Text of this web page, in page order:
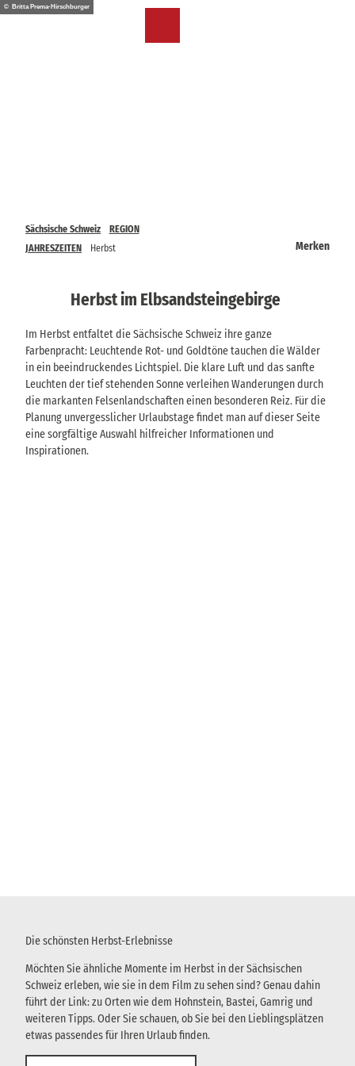
Z© Britta Prema-Hirschburger
Sächsische Schweiz
REGION
JAHRESZEITEN
Herbst Merken
Herbst im Elbsandsteingebirge
Im Herbst entfaltet die Sächsische Schweiz ihre ganze
Farbenpracht: Leuchtende Rot- und Goldtöne tauchen die Wälder
in ein beeindruckendes Lichtspiel. Die klare Luft und das sanfte
Leuchten der tief stehenden Sonne verleihen Wanderungen durch
die markanten Felsenlandschaften einen besonderen Reiz. Für die
Planung unvergesslicher Urlaubstage findet man auf dieser Seite
eine sorgfältige Auswahl hilfreicher Informationen und
Inspirationen.
Die schönsten Herbst-Erlebnisse
Möchten Sie ähnliche Momente im Herbst in der Sächsischen
Schweiz erleben, wie sie in dem Film zu sehen sind? Genau dahin
führt der Link: zu Orten wie dem Hohnstein, Bastei, Gamrig und
weiteren Tipps. Oder Sie schauen, ob Sie bei den Lieblingsplätzen
etwas passendes für Ihren Urlaub finden.